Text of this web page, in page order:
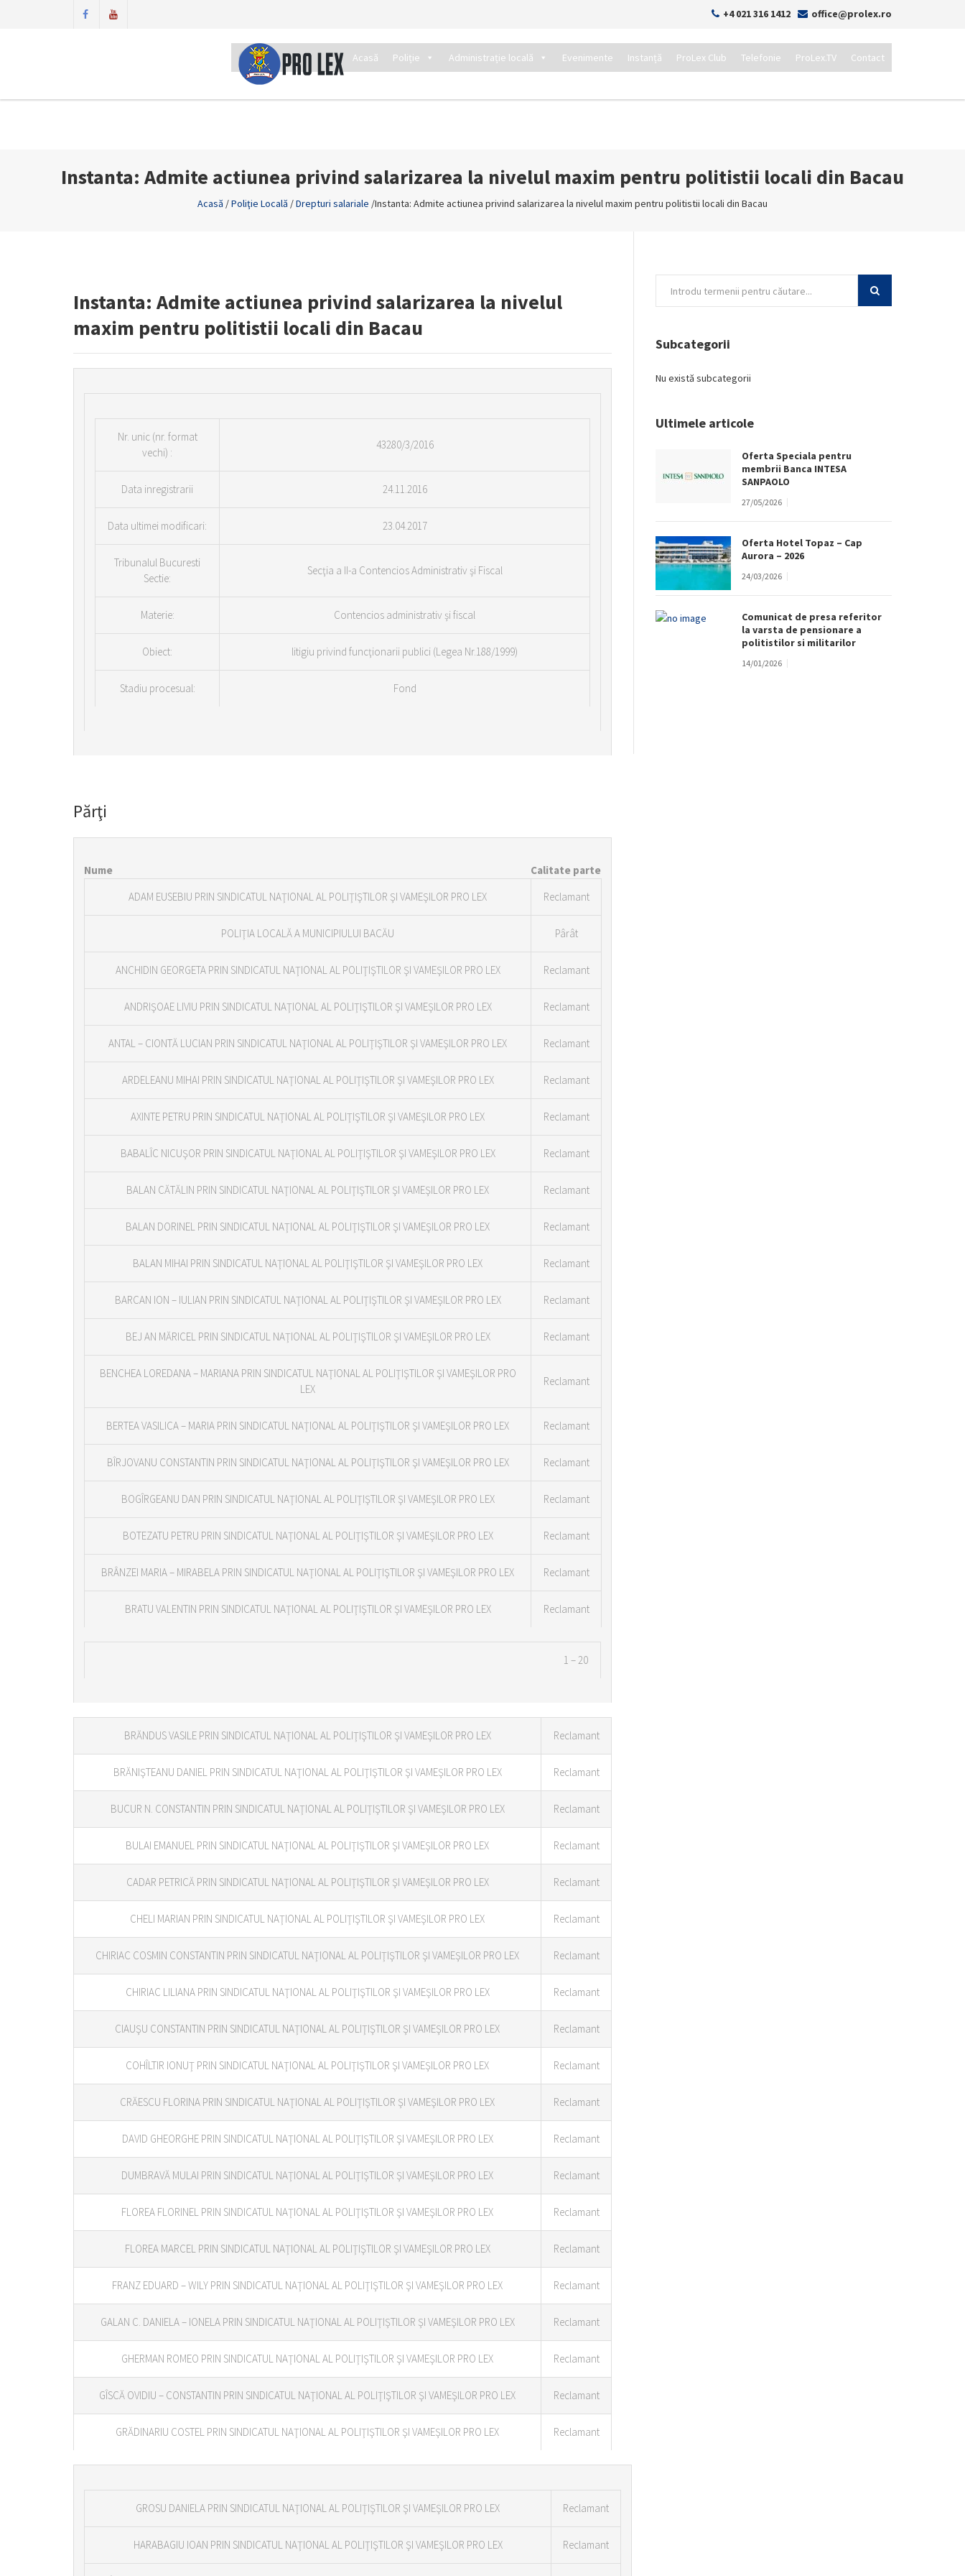
+4 021 316 1412 office@prolex.ro
Acasă Poliție Administrație locală Evenimente Instanță ProLex Club Telefonie ProLex.TV Contact
Instanta: Admite actiunea privind salarizarea la nivelul maxim pentru politistii locali din Bacau
Acasă /Poliţie Locală /Drepturi salariale /Instanta: Admite actiunea privind salarizarea la nivelul maxim pentru politistii locali din Bacau
Instanta: Admite actiunea privind salarizarea la nivelul
maxim pentru politistii locali din Bacau
Nr. unic (nr. format
vechi) :
43280/3/2016
Data inregistrarii 24.11.2016
Data ultimei modificari: 23.04.2017
Tribunalul Bucuresti
Sectie:
Secţia a II-a Contencios Administrativ şi Fiscal
Materie: Contencios administrativ şi fiscal
Obiect: litigiu privind funcţionarii publici (Legea Nr.188/1999)
Stadiu procesual: Fond
Părţi
Nume
Calitate parte
ADAM EUSEBIU PRIN SINDICATUL NAŢIONAL AL POLIŢIŞTILOR ŞI VAMEŞILOR PRO LEX
Reclamant
POLIŢIA LOCALĂ A MUNICIPIULUI BACĂU Pârât
ANCHIDIN GEORGETA PRIN SINDICATUL NAŢIONAL AL POLIŢIŞTILOR ŞI VAMEŞILOR PRO LEX Reclamant
ANDRIŞOAE LIVIU PRIN SINDICATUL NAŢIONAL AL POLIŢIŞTILOR ŞI VAMEŞILOR PRO LEX Reclamant
ANTAL – CIONTĂ LUCIAN PRIN SINDICATUL NAŢIONAL AL POLIŢIŞTILOR ŞI VAMEŞILOR PRO LEX Reclamant
ARDELEANU MIHAI PRIN SINDICATUL NAŢIONAL AL POLIŢIŞTILOR ŞI VAMEŞILOR PRO LEX Reclamant
AXINTE PETRU PRIN SINDICATUL NAŢIONAL AL POLIŢIŞTILOR ŞI VAMEŞILOR PRO LEX Reclamant
BABALÎC NICUŞOR PRIN SINDICATUL NAŢIONAL AL POLIŢIŞTILOR ŞI VAMEŞILOR PRO LEX Reclamant
BALAN CĂTĂLIN PRIN SINDICATUL NAŢIONAL AL POLIŢIŞTILOR ŞI VAMEŞILOR PRO LEX Reclamant
BALAN DORINEL PRIN SINDICATUL NAŢIONAL AL POLIŢIŞTILOR ŞI VAMEŞILOR PRO LEX Reclamant
BALAN MIHAI PRIN SINDICATUL NAŢIONAL AL POLIŢIŞTILOR ŞI VAMEŞILOR PRO LEX Reclamant
BARCAN ION – IULIAN PRIN SINDICATUL NAŢIONAL AL POLIŢIŞTILOR ŞI VAMEŞILOR PRO LEX Reclamant
BEJ AN MĂRICEL PRIN SINDICATUL NAŢIONAL AL POLIŢIŞTILOR ŞI VAMEŞILOR PRO LEX Reclamant
BENCHEA LOREDANA – MARIANA PRIN SINDICATUL NAŢIONAL AL POLIŢIŞTILOR ŞI VAMEŞILOR PRO
LEX
Reclamant
BERTEA VASILICA – MARIA PRIN SINDICATUL NAŢIONAL AL POLIŢIŞTILOR ŞI VAMEŞILOR PRO LEX Reclamant
BÎRJOVANU CONSTANTIN PRIN SINDICATUL NAŢIONAL AL POLIŢIŞTILOR ŞI VAMEŞILOR PRO LEX Reclamant
BOGÎRGEANU DAN PRIN SINDICATUL NAŢIONAL AL POLIŢIŞTILOR ŞI VAMEŞILOR PRO LEX Reclamant
BOTEZATU PETRU PRIN SINDICATUL NAŢIONAL AL POLIŢIŞTILOR ŞI VAMEŞILOR PRO LEX Reclamant
BRÂNZEI MARIA – MIRABELA PRIN SINDICATUL NAŢIONAL AL POLIŢIŞTILOR ŞI VAMEŞILOR PRO LEX Reclamant
BRATU VALENTIN PRIN SINDICATUL NAŢIONAL AL POLIŢIŞTILOR ŞI VAMEŞILOR PRO LEX Reclamant
1 – 20
BRĂNDUS VASILE PRIN SINDICATUL NAŢIONAL AL POLIŢIŞTILOR ŞI VAMEŞILOR PRO LEX Reclamant
BRĂNIŞTEANU DANIEL PRIN SINDICATUL NAŢIONAL AL POLIŢIŞTILOR ŞI VAMEŞILOR PRO LEX Reclamant
BUCUR N. CONSTANTIN PRIN SINDICATUL NAŢIONAL AL POLIŢIŞTILOR ŞI VAMEŞILOR PRO LEX Reclamant
BULAI EMANUEL PRIN SINDICATUL NAŢIONAL AL POLIŢIŞTILOR ŞI VAMEŞILOR PRO LEX Reclamant
CADAR PETRICĂ PRIN SINDICATUL NAŢIONAL AL POLIŢIŞTILOR ŞI VAMEŞILOR PRO LEX Reclamant
CHELI MARIAN PRIN SINDICATUL NAŢIONAL AL POLIŢIŞTILOR ŞI VAMEŞILOR PRO LEX Reclamant
CHIRIAC COSMIN CONSTANTIN PRIN SINDICATUL NAŢIONAL AL POLIŢIŞTILOR ŞI VAMEŞILOR PRO LEX Reclamant
CHIRIAC LILIANA PRIN SINDICATUL NAŢIONAL AL POLIŢIŞTILOR ŞI VAMEŞILOR PRO LEX Reclamant
CIAUŞU CONSTANTIN PRIN SINDICATUL NAŢIONAL AL POLIŢIŞTILOR ŞI VAMEŞILOR PRO LEX Reclamant
COHÎLTIR IONUŢ PRIN SINDICATUL NAŢIONAL AL POLIŢIŞTILOR ŞI VAMEŞILOR PRO LEX Reclamant
CRĂESCU FLORINA PRIN SINDICATUL NAŢIONAL AL POLIŢIŞTILOR ŞI VAMEŞILOR PRO LEX Reclamant
DAVID GHEORGHE PRIN SINDICATUL NAŢIONAL AL POLIŢIŞTILOR ŞI VAMEŞILOR PRO LEX Reclamant
DUMBRAVĂ MULAI PRIN SINDICATUL NAŢIONAL AL POLIŢIŞTILOR ŞI VAMEŞILOR PRO LEX Reclamant
FLOREA FLORINEL PRIN SINDICATUL NAŢIONAL AL POLIŢIŞTILOR ŞI VAMEŞILOR PRO LEX Reclamant
FLOREA MARCEL PRIN SINDICATUL NAŢIONAL AL POLIŢIŞTILOR ŞI VAMEŞILOR PRO LEX Reclamant
FRANZ EDUARD – WILY PRIN SINDICATUL NAŢIONAL AL POLIŢIŞTILOR ŞI VAMEŞILOR PRO LEX Reclamant
GALAN C. DANIELA – IONELA PRIN SINDICATUL NAŢIONAL AL POLIŢIŞTILOR ŞI VAMEŞILOR PRO LEX Reclamant
GHERMAN ROMEO PRIN SINDICATUL NAŢIONAL AL POLIŢIŞTILOR ŞI VAMEŞILOR PRO LEX Reclamant
GÎSCĂ OVIDIU – CONSTANTIN PRIN SINDICATUL NAŢIONAL AL POLIŢIŞTILOR ŞI VAMEŞILOR PRO LEX Reclamant
GRĂDINARIU COSTEL PRIN SINDICATUL NAŢIONAL AL POLIŢIŞTILOR ŞI VAMEŞILOR PRO LEX Reclamant
GROSU DANIELA PRIN SINDICATUL NAŢIONAL AL POLIŢIŞTILOR ŞI VAMEŞILOR PRO LEX Reclamant
HARABAGIU IOAN PRIN SINDICATUL NAŢIONAL AL POLIŢIŞTILOR ŞI VAMEŞILOR PRO LEX Reclamant
Subcategorii
Nu există subcategorii
Ultimele articole
Oferta Speciala pentru
membrii Banca INTESA
SANPAOLO
27/05/2026
Oferta Hotel Topaz – Cap
Aurora – 2026
24/03/2026
Comunicat de presa referitor
la varsta de pensionare a
politistilor si militarilor
14/01/2026